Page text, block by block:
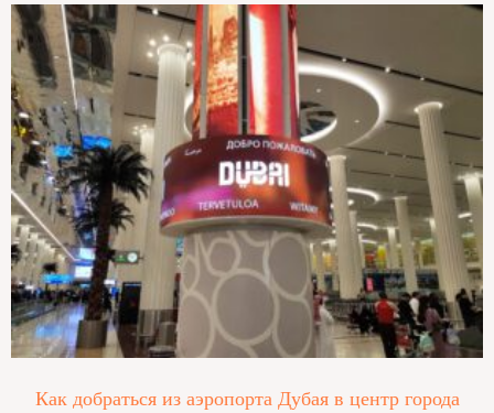
Как добраться из аэропорта Дубая в центр города